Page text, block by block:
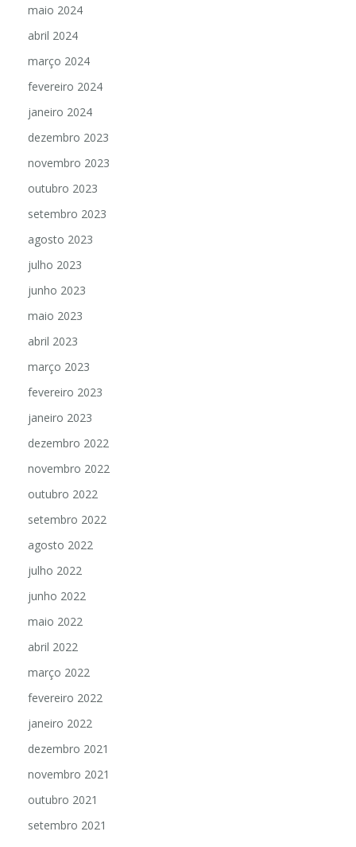
maio 2024
abril 2024
março 2024
fevereiro 2024
janeiro 2024
dezembro 2023
novembro 2023
outubro 2023
setembro 2023
agosto 2023
julho 2023
junho 2023
maio 2023
abril 2023
março 2023
fevereiro 2023
janeiro 2023
dezembro 2022
novembro 2022
outubro 2022
setembro 2022
agosto 2022
julho 2022
junho 2022
maio 2022
abril 2022
março 2022
fevereiro 2022
janeiro 2022
dezembro 2021
novembro 2021
outubro 2021
setembro 2021